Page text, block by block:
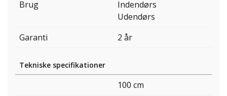
Brug
Indendørs
Udendørs
Garanti
2 år
Tekniske specifikationer
100 cm